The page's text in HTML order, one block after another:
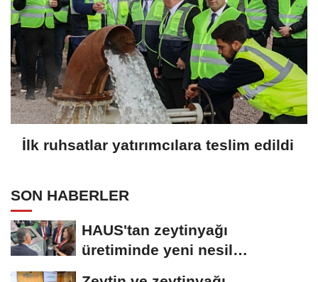
İlk ruhsatlar yatırımcılara teslim edildi
SON HABERLER
HAUS'tan zeytinyağı
üretiminde yeni nesil